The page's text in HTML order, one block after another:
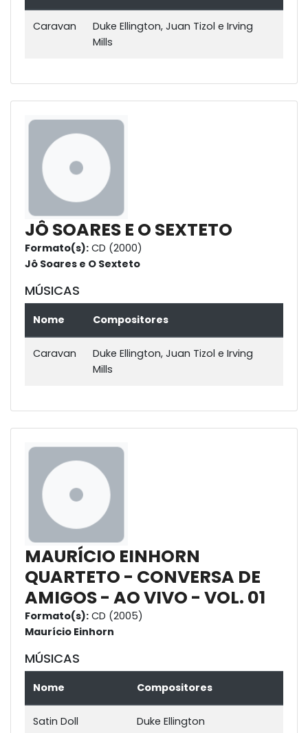
Caravan
Duke Ellington, Juan Tizol e Irving
Mills
JÔ SOARES E O SEXTETO
Formato(s): CD (2000)
Jô Soares e O Sexteto
MÚSICAS
Nome Compositores
Caravan
Duke Ellington, Juan Tizol e Irving
Mills
MAURÍCIO EINHORN
QUARTETO - CONVERSA DE
AMIGOS - AO VIVO - VOL. 01
Formato(s): CD (2005)
Maurício Einhorn
MÚSICAS
Nome Compositores
Satin Doll Duke Ellington